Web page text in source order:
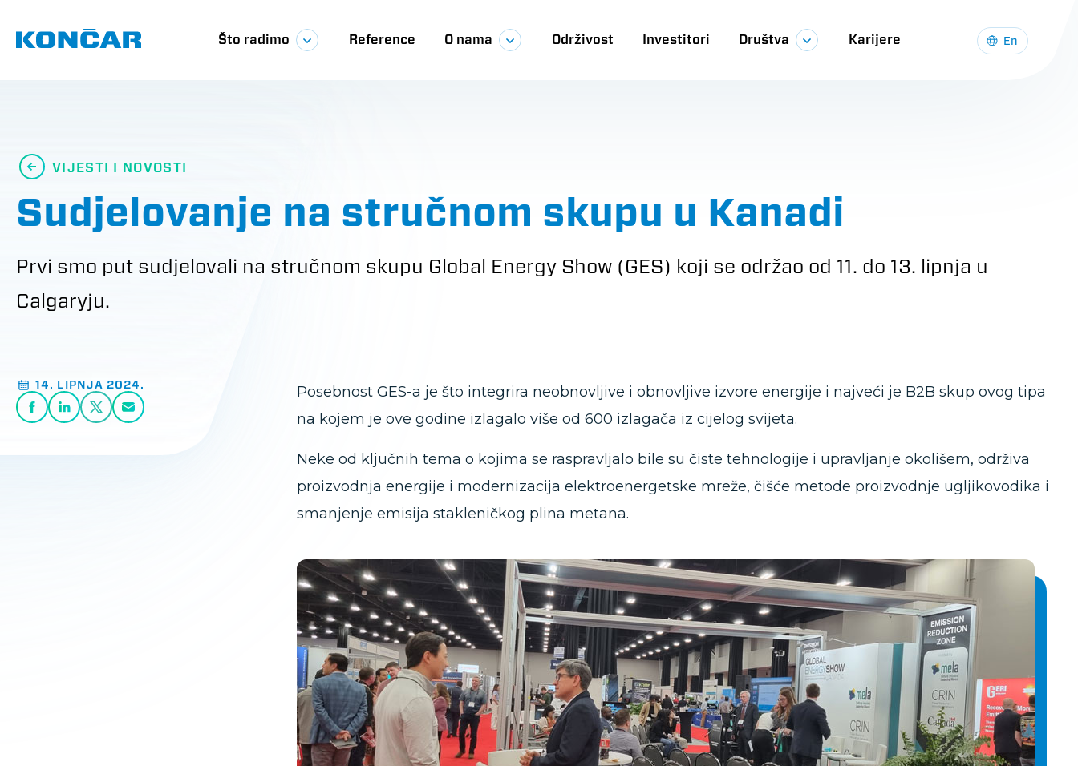
glavni
sadržaj
Glavna
Što radimo Reference O nama Održivost Investitori Društva Karijere En
VIJESTI I NOVOSTI
Sudjelovanje na stručnom skupu u Kanadi
Prvi smo put sudjelovali na stručnom skupu Global Energy Show (GES) koji se održao od 11. do 13. lipnja u
Calgaryju.
14. LIPNJA 2024.
Posebnost GES-a je što integrira neobnovljive i obnovljive izvore energije i najveći je B2B skup ovog tipa
na kojem je ove godine izlagalo više od 600 izlagača iz cijelog svijeta.
Neke od ključnih tema o kojima se raspravljalo bile su čiste tehnologije i upravljanje okolišem, održiva
proizvodnja energije i modernizacija elektroenergetske mreže, čišće metode proizvodnje ugljikovodika i
smanjenje emisija stakleničkog plina metana.